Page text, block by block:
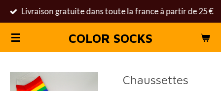
Passer
au
contenu
principal
COLOR SOCKS
Livraison gratuite dans toute la france à partir de 25 €
Chaussettes